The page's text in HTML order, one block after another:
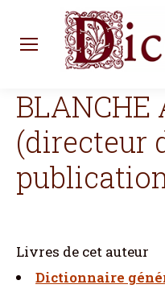
BLANCHE
(directeur
Livres de cet auteur
Dictionnaire